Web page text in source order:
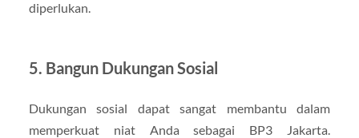
diperlukan.
5. Bangun Dukungan Sosial
Dukungan sosial dapat sangat membantu dalam
memperkuat niat Anda sebagai BP3 Jakarta.